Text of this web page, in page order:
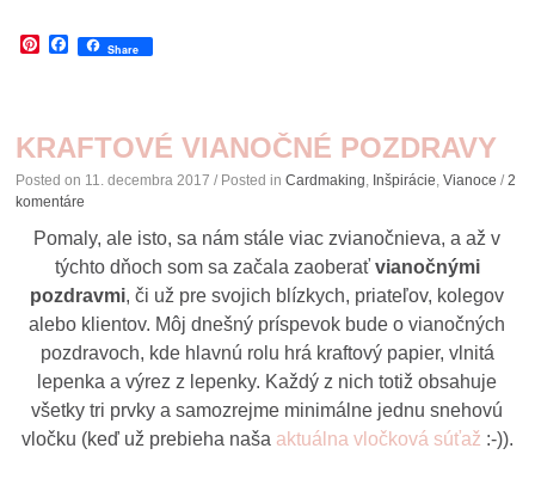
Pinterest
Facebook
Share
KRAFTOVÉ VIANOČNÉ POZDRAVY
Posted on 11. decembra 2017 / Posted inCardmaking, Inšpirácie,Vianoce /2
komentáre
Pomaly, ale isto, sa nám stále viac zvianočnieva, a až v
týchto dňoch som sa začala zaoberať vianočnými
pozdravmi, či už pre svojich blízkych, priateľov, kolegov
alebo klientov. Môj dnešný príspevok bude o vianočných
pozdravoch, kde hlavnú rolu hrá kraftový papier, vlnitá
lepenka a výrez z lepenky. Každý z nich totiž obsahuje
všetky tri prvky a samozrejme minimálne jednu snehovú
vločku (keď už prebieha naša aktuálna vločková súťaž :-)).